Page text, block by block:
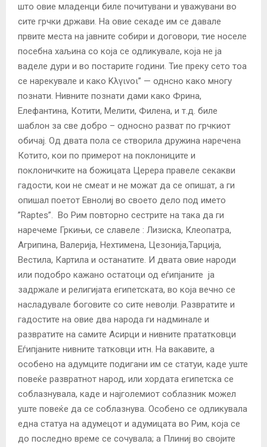
што овие младенци биле почитувани и уважувани во
сите грчки држави. На овие секаде им се давале
првите места на јавните собири и договори, тие носеле
посебна хаљина со која се одликувале, која не ја
ваделе дури и во постарите години. Тие преку сето тоа
се нарекувале и како Κλγινοι” — однсно како многу
познати. Нивните познати дами како Фрина,
Елефантина, Котити, Мелити, Филена, и т.д. биле
шаблон за све добро – односно разват по грчкиот
обичај. Од двата пола се створила дружина наречена
Котито, кои по примерот на поклониците и
поклоничките на божицата Церера правеле секакви
гадости, кои не смеат и не можат да се опишат, а ги
опишал поетот Евнолиј во своето дело под името
”Raptes”. Во Рим повторно сестрите на така да ги
наречеме Гркињи, се славеле : Лизиска, Клеопатра,
Агрипина, Валерија, Нехтимена, Цезонија,Тарција,
Вестила, Картила и останатите. И двата овие народи
или подобро кажано остатоци од еѓипјаните ја
задржале и религијата египетската, во која вечно се
насладувале боговите со сите неволји. Развратите и
гадостите на овие два народа ги надминале и
развратите на самите Асирци и нивните прататковци
Еѓипјаните нивните татковци итн. На вакавите, а
особено на адумците подигани им се статуи, каде уште
повеќе развратнот народ, или хордата египетска се
соблазнувала, каде и најголемиот соблазник можел
уште повеќе да се соблазнува. Особено се одликувала
една статуа на адумецот и адумицата во Рим, која се
до последно време се сочувала; а Плиниј во својите